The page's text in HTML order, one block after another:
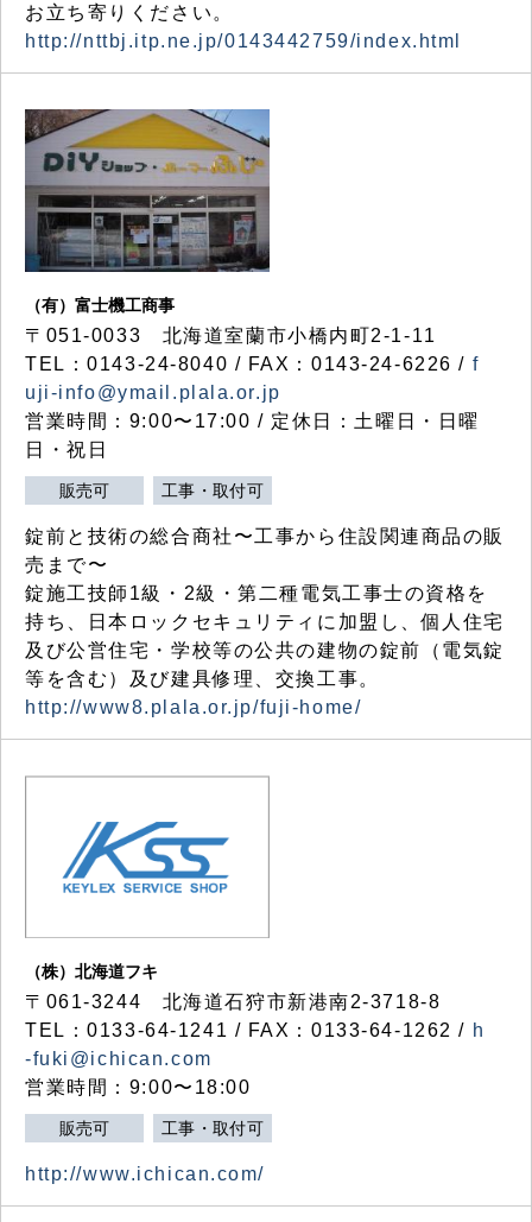
お立ち寄りください。
http://nttbj.itp.ne.jp/0143442759/index.html
（有）富士機工商事
〒051-0033 北海道室蘭市小橋内町2-1-11
TEL：0143-24-8040 / FAX：0143-24-6226 / f
uji-info@ymail.plala.or.jp
営業時間：9:00〜17:00 / 定休日：土曜日・日曜
日・祝日
販売可 工事・取付可
錠前と技術の総合商社〜工事から住設関連商品の販
売まで〜
錠施工技師1級・2級・第二種電気工事士の資格を
持ち、日本ロックセキュリティに加盟し、個人住宅
及び公営住宅・学校等の公共の建物の錠前（電気錠
等を含む）及び建具修理、交換工事。
http://www8.plala.or.jp/fuji-home/
（株）北海道フキ
〒061-3244 北海道石狩市新港南2-3718-8
TEL：0133-64-1241 / FAX：0133-64-1262 / h
-fuki@ichican.com
営業時間：9:00〜18:00
販売可 工事・取付可
http://www.ichican.com/